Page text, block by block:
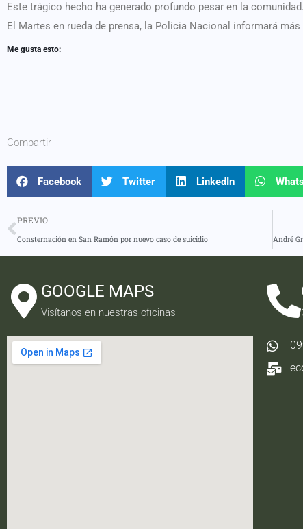
Este trágico hecho ha generado profundo pesar en la comunidad.
El Martes en rueda de prensa, la Policia Nacional informará
Me gusta esto:
Compartir
Facebook Twitter LinkedIn
PREVIO
Consternación en San Ramón por nuevo caso de suicidio
GOOGLE MAPS
Visítanos en nuestras oficinas